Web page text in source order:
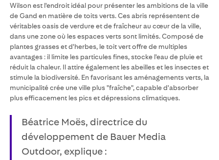
Wilson est l'endroit idéal pour présenter les ambitions de la ville
de Gand en matière de toits verts. Ces abris représentent de
véritables oasis de verdure et de fraîcheur au cœur de la ville,
dans une zone où les espaces verts sont limités. Composé de
plantes grasses et d'herbes, le toit vert offre de multiples
avantages : il limite les particules fines, stocke l'eau de pluie et
réduit la chaleur. Il attire également les abeilles et les insectes et
stimule la biodiversité. En favorisant les aménagements verts, la
municipalité crée une ville plus "fraîche", capable d'absorber
plus efficacement les pics et dépressions climatiques.
Béatrice Moës, directrice du
développement de Bauer Media
Outdoor, explique :